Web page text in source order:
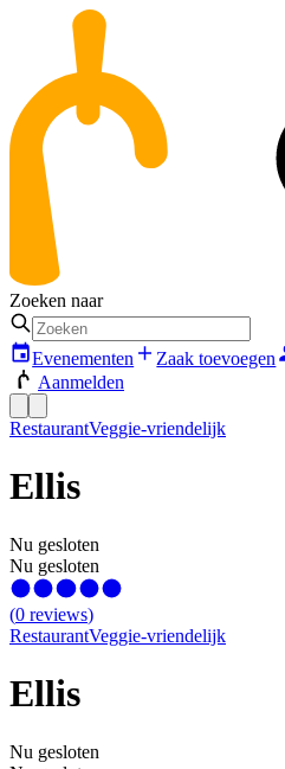
Zoeken naar
Evenementen Zaak toevoegen
Aanmelden
RestaurantVeggie-vriendelijk
Ellis
Nu gesloten
Nu gesloten
(0 reviews)
RestaurantVeggie-vriendelijk
Ellis
Nu gesloten